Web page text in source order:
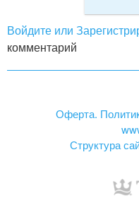
Войдите или
комментарий
Оферта.
Структура